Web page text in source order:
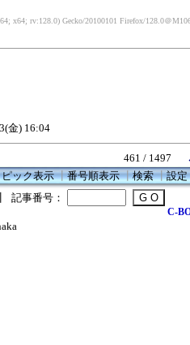
x64; rv:128.0) Gecko/20100101 Firefox/128.0＠
金) 16:04
461 / 1497
ック表示┃番号順表示┃検索┃設定
記事番号：
C-